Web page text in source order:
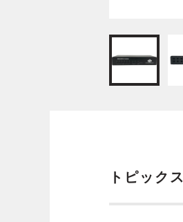
トピックス